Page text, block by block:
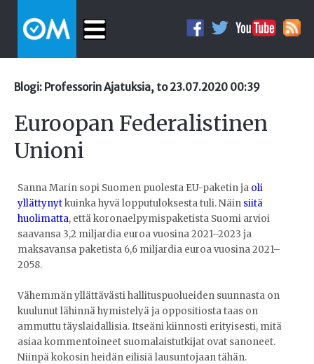
Blogi: Professorin Ajatuksia, to 23.07.2020 00:39
Euroopan Federalistinen
Unioni
Sanna Marin sopi Suomen puolesta EU-paketin ja oli
yllättynytkuinka hyvä lopputuloksesta tuli. Näin siitä
huolimatta, että koronaelpymispaketista Suomi arvioi
saavansa 3,2 miljardia euroa vuosina 2021–2023 ja
maksavansa paketista 6,6 miljardia euroa vuosina 2021–
2058.
Vähemmän yllättävästi hallituspuolueiden suunnasta on
kuulunut lähinnä hymistelyä ja oppositiosta taas on
ammuttu täyslaidallisia. Itseäni kiinnosti erityisesti, mitä
asiaa kommentoineet suomalaistutkijat ovat sanoneet.
Niinpä kokosin heidän eilisiä lausuntojaan tähän.